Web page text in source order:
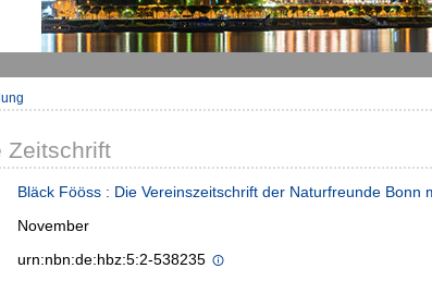
Zeitschrift
Bläck Fööss : Die Vereinszeitschrift der Naturfreunde
November
urn:nbn:de:hbz:5:2-538235